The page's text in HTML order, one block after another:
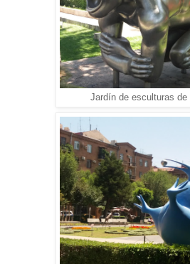
Jardín de esculturas de